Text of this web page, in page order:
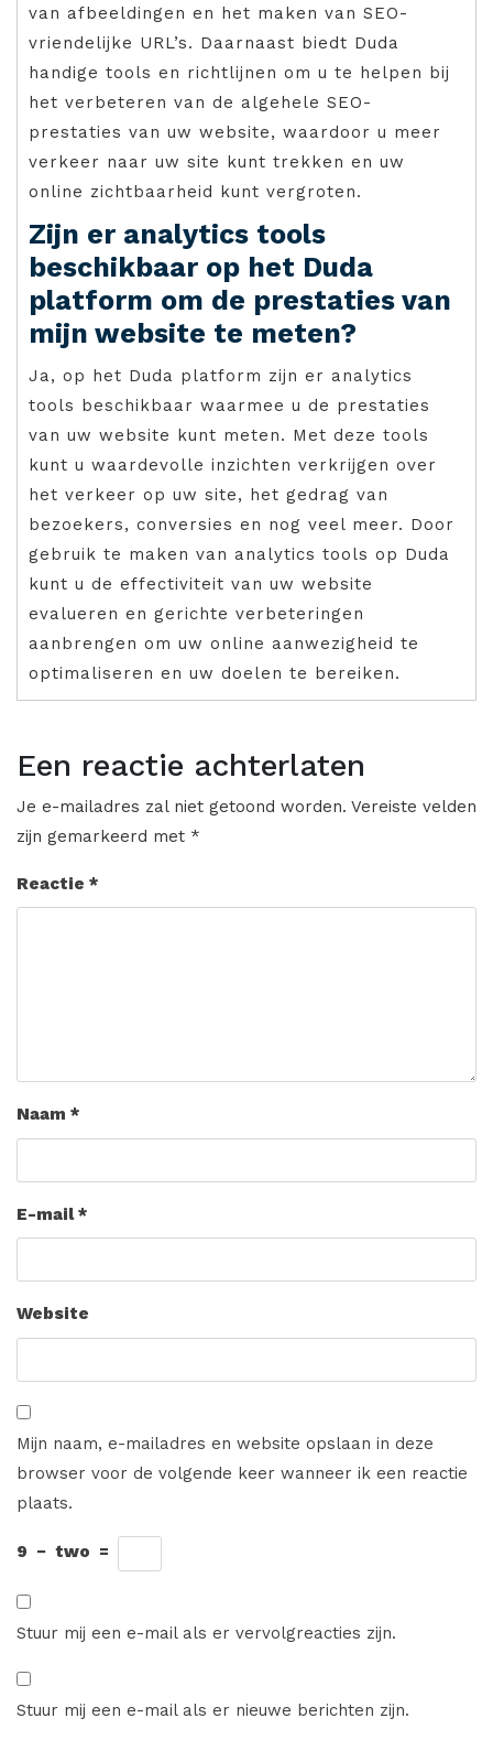
van afbeeldingen en het maken van SEO-
vriendelijke URL’s. Daarnaast biedt Duda
handige tools en richtlijnen om u te helpen bij
het verbeteren van de algehele SEO-
prestaties van uw website, waardoor u meer
verkeer naar uw site kunt trekken en uw
online zichtbaarheid kunt vergroten.
Zijn er analytics tools
beschikbaar op het Duda
platform om de prestaties van
mijn website te meten?
Ja, op het Duda platform zijn er analytics
tools beschikbaar waarmee u de prestaties
van uw website kunt meten. Met deze tools
kunt u waardevolle inzichten verkrijgen over
het verkeer op uw site, het gedrag van
bezoekers, conversies en nog veel meer. Door
gebruik te maken van analytics tools op Duda
kunt u de effectiviteit van uw website
evalueren en gerichte verbeteringen
aanbrengen om uw online aanwezigheid te
optimaliseren en uw doelen te bereiken.
Een reactie achterlaten
Je e-mailadres zal niet getoond worden. Vereiste velden
zijn gemarkeerd met *
Reactie *
Naam *
E-mail*
Website
Mijn naam, e-mailadres en website opslaan in deze
browser voor de volgende keer wanneer ik een reactie
plaats.
9 − two =
Stuur mij een e-mail als er vervolgreacties zijn.
Stuur mij een e-mail als er nieuwe berichten zijn.